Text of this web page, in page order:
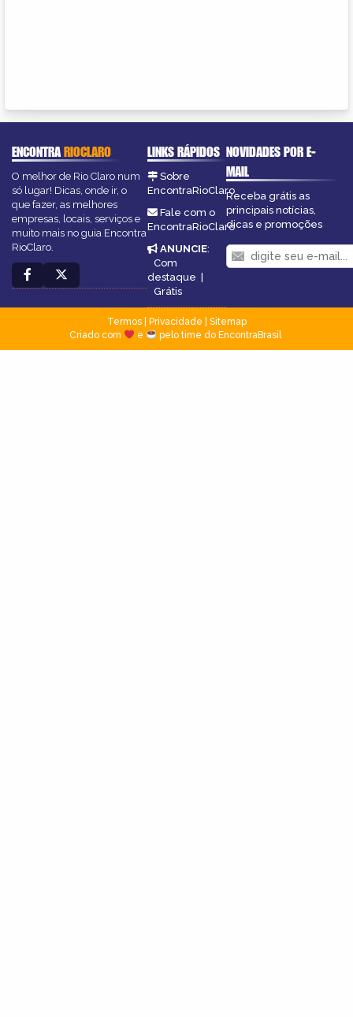
ENCONTRARIOCLARO
O melhor de Rio Claro num
só lugar! Dicas, onde ir, o
que fazer, as melhores
empresas, locais, serviços e
muito mais no guia Encontra
RioClaro.
LINKS RÁPIDOS
Sobre
EncontraRioClaro
Fale com o
EncontraRioClaro
ANUNCIE:
Com
destaque |
Grátis
NOVIDADES POR E-
MAIL
Receba grátis as
principais notícias,
dicas e promoções
Termos| Privacidade
Sitemap
Criado com
e pelo time do EncontraBrasil